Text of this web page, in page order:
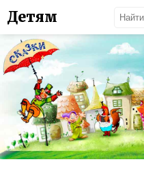
Детям